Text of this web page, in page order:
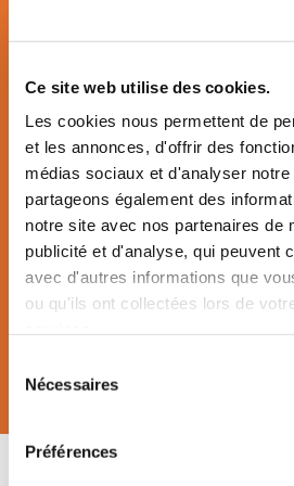
Ce site web utilise des cookies.
Les cookies nous permettent de
et les annonces, d'offrir des
médias sociaux et d'analyser
partageons également des
notre site avec nos partenaires de
publicité et d'analyse, qui peuvent
avec d'autres informations que
ou qu'ils ont collectées lors de
Nécessaires
Préférences
Dépannage le
Parce qu'une panne peut arriver
assurons un service de
L'expertise de
est consciente de vos exigences
Experts en cuisines